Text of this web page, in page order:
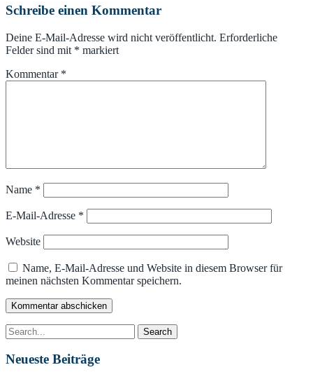
Schreibe einen Kommentar
Deine E-Mail-Adresse wird nicht veröffentlicht. Erforderliche
Felder sind mit * markiert
Kommentar *
Name *
E-Mail-Adresse *
Website
Name, E-Mail-Adresse und Website in diesem Browser für
meinen nächsten Kommentar speichern.
Neueste Beiträge